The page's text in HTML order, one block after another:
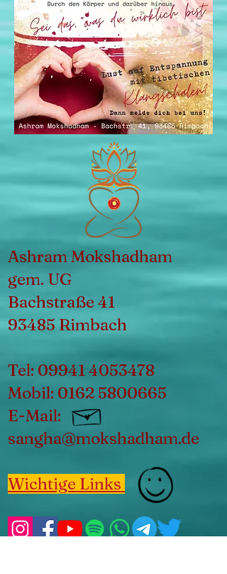
Ashram Mokshadham
gem. UG
Bachstraße 41
93485 Rimbach
Tel: 09941 4053478
Mobil: 0162 5800665
E-Mail:
sangha@mokshadham.de
Wichtige Links